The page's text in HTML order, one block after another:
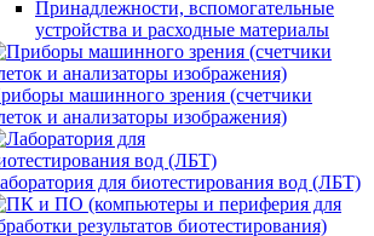
Принадлежности, вспомогательные
устройства и расходные материалы
машинного зрения (счетчики
и анализаторы изображения)
для биотестирования вод (ЛБТ)